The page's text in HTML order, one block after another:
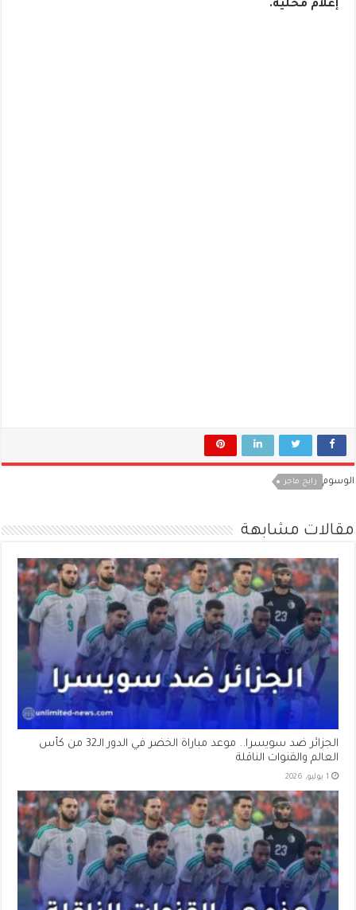
إعلام محلية.
الوسوم رابح ماجر
مقالات مشابهة
الجزائر ضد سويسرا.. موعد مباراة الخضر في الدور الـ32 من كأس
العالم والقنوات الناقلة
1 يوليو، 2026